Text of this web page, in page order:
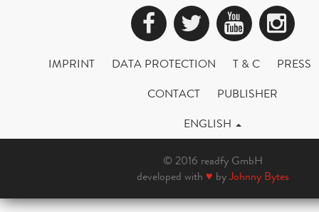
Facebook
Twitter
IMPRINT DATA PROTECTION T & C
PRESS
CONTACT
PUBLISHER
ENGLISH
© 2016 readfy GmbH
developed with ♥ byJohnny Bytes